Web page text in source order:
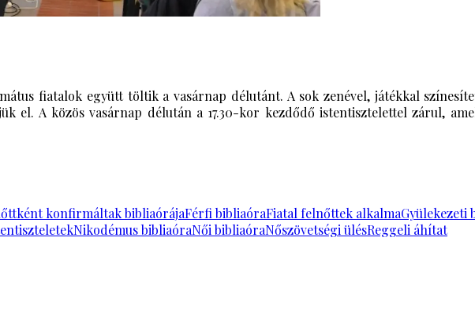
fiatalok együtt töltik a vasárnap délutánt. A sok zenével, játékkal
el. A közös vasárnap délután a 17.30-kor kezdődő istentisztelettel zárul,
konfirmáltak bibliaórájaFérfi bibliaóraFiatal felnőttek alkalmaGyülekezeti
Nikodémus bibliaóraNői bibliaóraNőszövetségi ülésReggeli áhítat